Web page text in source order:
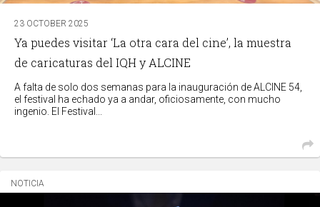
23 OCTOBER 2025
Ya puedes visitar ‘La otra cara del cine’, la muestra
de caricaturas del IQH y ALCINE
A falta de solo dos semanas para la inauguración de ALCINE 54,
el festival ha echado ya a andar, oficiosamente, con mucho
ingenio. El Festival...
NOTICIA